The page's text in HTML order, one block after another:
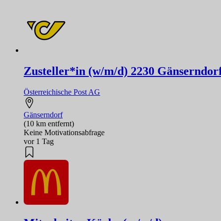
Zusteller*in (w/m/d) 2230
Österreichische Post AG
Gänserndorf
(10 km entfernt)
Keine Motivationsabfrage
vor 1 Tag